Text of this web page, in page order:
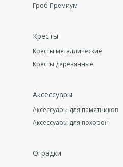
Гроб Премиум
Кресты
Кресты металлические
Кресты деревянные
Аксессуары
Аксессуары для памятников
Аксессуары для похорон
Оградки